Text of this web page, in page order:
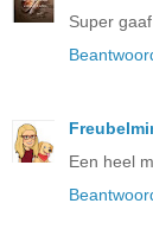
Super
Een heel